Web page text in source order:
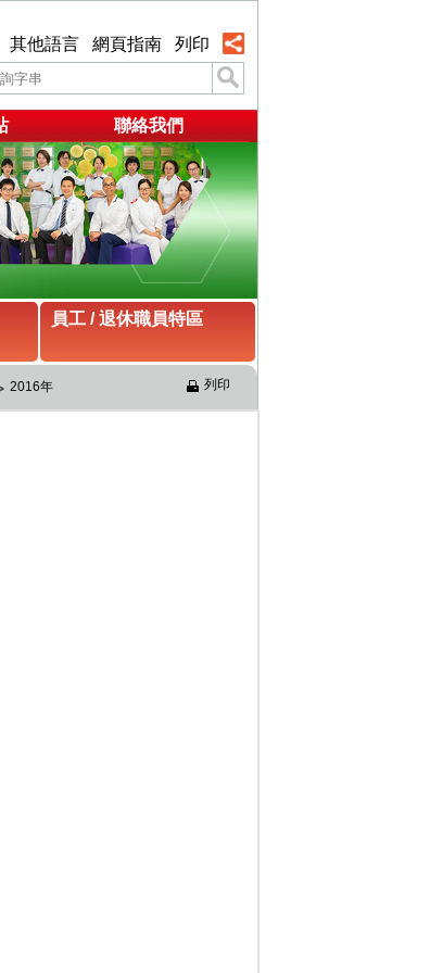
其他語言 網頁指南 列印
聯絡我們
員工 / 退休職員特區
2016年 列印